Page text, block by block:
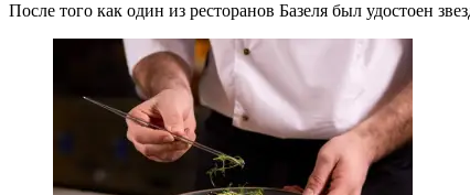
После того как один из ресторанов Базеля был удостоен